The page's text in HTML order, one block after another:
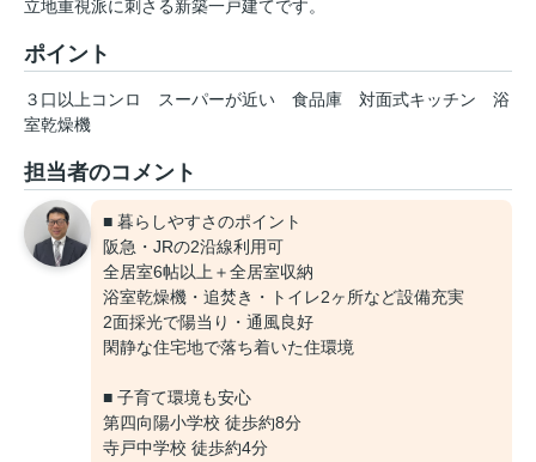
立地重視派に刺さる新築一戸建てです。
ポイント
３口以上コンロ スーパーが近い 食品庫 対面式キッチン
浴
室乾燥機
担当者のコメント
■ 暮らしやすさのポイント
阪急・JRの2沿線利用可
全居室6帖以上＋全居室収納
浴室乾燥機・追焚き・トイレ2ヶ所など設備充実
2面採光で陽当り・通風良好
閑静な住宅地で落ち着いた住環境
■ 子育て環境も安心
第四向陽小学校 徒歩約8分
寺戸中学校 徒歩約4分